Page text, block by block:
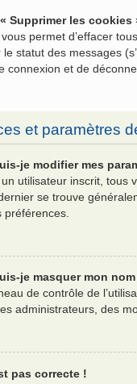
Supprimer les cookies
permet d’effacer
le statut des messages
connexion et de
et paramètres
je modifier mes
utilisateur inscrit, tous
se trouve
préférences.
je masquer mon
de contrôle de
administrateurs, des
pas correcte !